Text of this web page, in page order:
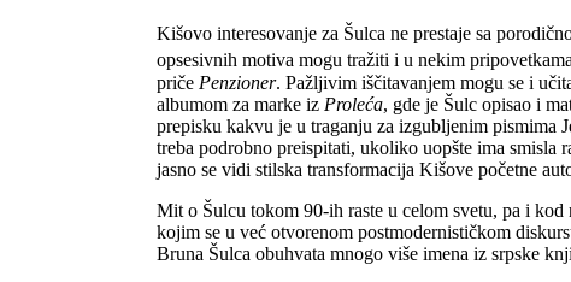
Kišovo interesovanje za Šulca ne prestaje sa
opsesivnih motiva mogu tražiti i u nekim
priče Penzioner. Pažljivim iščitavanjem mogu se i
albumom za marke iz Proleća, gde je Šulc opisao i
prepisku kakvu je u traganju za izgubljenim pismima
treba podrobno preispitati, ukoliko uopšte ima smisla
jasno se vidi stilska transformacija Kišove početne
Mit o Šulcu tokom 90-ih raste u celom svetu, pa i
kojim se u već otvorenom postmodernističkom
Bruna Šulca obuhvata mnogo više imena iz srpske